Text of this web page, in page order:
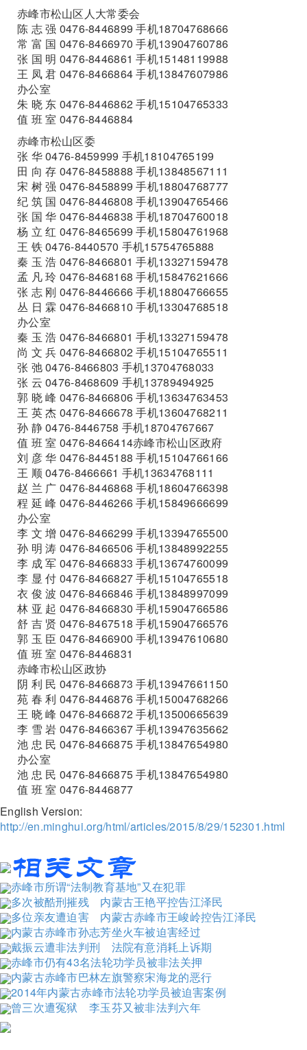
赤峰市松山区人大常委会
陈 志 强 0476-8446899 手机18704768666
常 富 国 0476-8466970 手机13904760786
张 国 明 0476-8446861 手机15148119988
王 凤 君 0476-8466864 手机13847607986
办公室
朱 晓 东 0476-8446862 手机15104765333
值 班 室 0476-8446884
赤峰市松山区委
张 华 0476-8459999 手机18104765199
田 向 存 0476-8458888 手机13848567111
宋 树 强 0476-8458899 手机18804768777
纪 筑 国 0476-8446808 手机13904765466
张 国 华 0476-8446838 手机18704760018
杨 立 红 0476-8465699 手机15804761968
王 铁 0476-8440570 手机15754765888
秦 玉 浩 0476-8466801 手机13327159478
孟 凡 玲 0476-8468168 手机15847621666
张 志 刚 0476-8446666 手机18804766655
丛 日 霖 0476-8466810 手机13304768518
办公室
秦 玉 浩 0476-8466801 手机13327159478
尚 文 兵 0476-8466802 手机15104765511
张 弛 0476-8466803 手机13704768033
张 云 0476-8468609 手机13789494925
郭 晓 峰 0476-8466806 手机13634763453
王 英 杰 0476-8466678 手机13604768211
孙 静 0476-8446758 手机18704767667
值 班 室 0476-8466414赤峰市松山区政府
刘 彦 华 0476-8445188 手机15104766166
王 顺 0476-8466661 手机13634768111
赵 兰 广 0476-8446868 手机18604766398
程 延 峰 0476-8446266 手机15849666699
办公室
李 文 增 0476-8466299 手机13394765500
孙 明 涛 0476-8466506 手机13848992255
李 成 军 0476-8466833 手机13674760099
李 显 付 0476-8466827 手机15104765518
衣 俊 波 0476-8466846 手机13848997099
林 亚 起 0476-8466830 手机15904766586
舒 吉 贤 0476-8467518 手机15904766576
郭 玉 臣 0476-8466900 手机13947610680
值 班 室 0476-8446831
赤峰市松山区政协
阴 利 民 0476-8466873 手机13947661150
苑 春 利 0476-8446876 手机15004768266
王 晓 峰 0476-8466872 手机13500665639
李 雪 岩 0476-8466367 手机13947635662
池 忠 民 0476-8466875 手机13847654980
办公室
池 忠 民 0476-8466875 手机13847654980
值 班 室 0476-8446877
English Version:
http://en.minghui.org/html/articles/2015/8/29/152301.html
赤峰市所谓“法制教育基地”又在犯罪
多次被酷刑摧残 内蒙古王艳平控告江泽民
多位亲友遭迫害 内蒙古赤峰市王峻岭控告江泽民
内蒙古赤峰市孙志芳坐火车被迫害经过
戴振云遭非法判刑 法院有意消耗上诉期
赤峰市仍有43名法轮功学员被非法关押
内蒙古赤峰市巴林左旗警察宋海龙的恶行
2014年内蒙古赤峰市法轮功学员被迫害案例
曾三次遭冤狱 李玉芬又被非法判六年